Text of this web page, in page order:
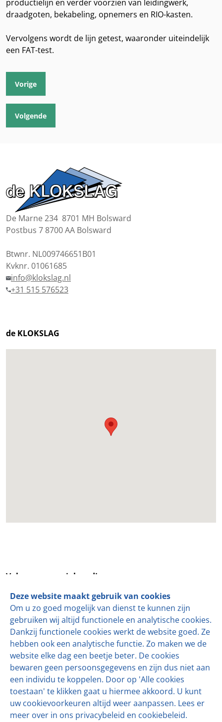
Deze website maakt gebruik van cookies
Om u zo goed mogelijk van dienst te kunnen zijn
gebruiken wij altijd functionele en analytische cookies.
Dankzij functionele cookies werkt de website goed. Ze
hebben ook een analytische functie. Zo maken we de
website elke dag een beetje beter. De cookies
bewaren geen persoonsgegevens en zijn dus niet aan
een individu te koppelen. Door op 'Alle cookies
toestaan' te klikken gaat u hiermee akkoord. U kunt
uw cookievoorkeuren altijd weer aanpassen. Lees er
meer over in ons privacybeleid en cookiebeleid.
productielijn en verder voorzien van leidingwerk,
draadgoten, bekabeling, opnemers en RIO-kasten.
Vervolgens wordt de lijn getest, waaronder uiteindelijk
een FAT-test.
Vorige
Volgende
De Marne 234 8701 MH Bolsward
Postbus 7 8700 AA Bolsward
Btwnr. NL009746651B01
Kvknr. 01061685
info@klokslag.nl
+31 515 576523
de KLOKSLAG
Volg ons op social media
de KLOKSLAGis sinds 1989 toonaangevend als het gaat
om mechaniseren en automatiseren van
productielijnen voor semi-harde en harde kazen.
© 2026 De Klokslag Engineering BV. Alle rechten
voorbehouden.